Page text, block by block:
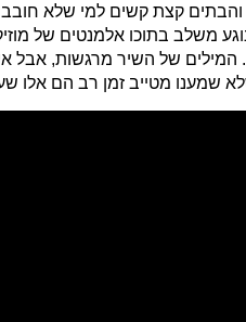
והבתים קצת קשים למי שלא
משלב בתוכו אלמנטים של
של השיר מרגשות, אבל
שמענו מטייב זמן רב הם אלו